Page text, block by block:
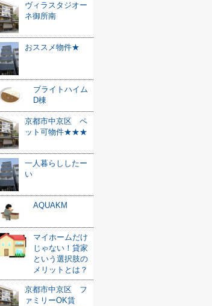
ヴィラスタジオー
ネ御所南
おススメ物件★
ブライトハイム
D棟
京都市中京区 ペ
ット可物件★★★
一人暮らししたー
い
AQUAKM
マイホームだけ
じゃない！貸家
という選択肢の
メリットとは？
京都市中京区 フ
ァミリーOK賃